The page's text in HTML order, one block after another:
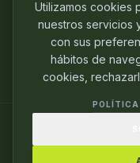
PASIÓN.
Utilizamos cookies
nuestros servicios
con sus
hábitos de
cookies,
POLÍTICA